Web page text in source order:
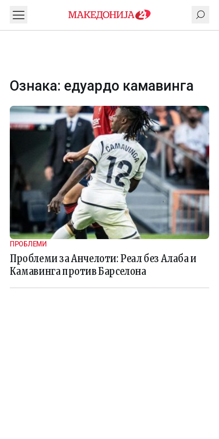
Ознака: едуардо камавинга
ПРОБЛЕМИ
Проблеми за Анчелоти: Реал без Алаба и
Камавинга против Барселона